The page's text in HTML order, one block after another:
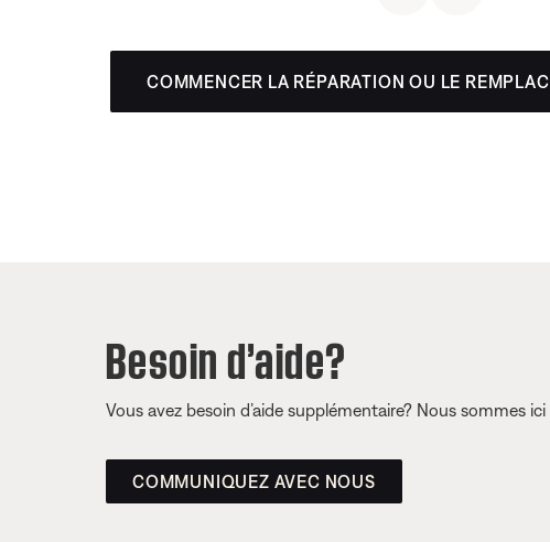
COMMENCER LA RÉPARATION OU LE
Besoin d’aide?
Vous avez besoin d’aide supplémentaire? Nous sommes
COMMUNIQUEZ AVEC NOUS